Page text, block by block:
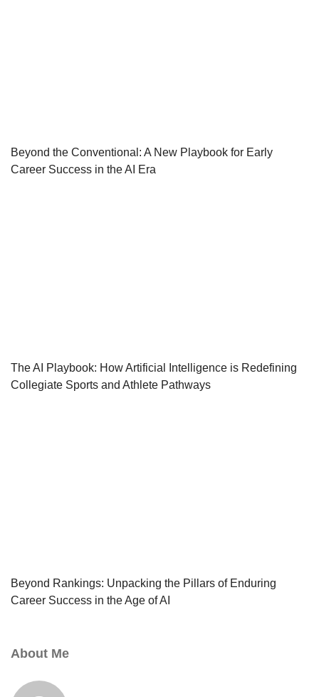
Beyond the Conventional: A New Playbook for Early
Career Success in the AI Era
The AI Playbook: How Artificial Intelligence is Redefining
Collegiate Sports and Athlete Pathways
Beyond Rankings: Unpacking the Pillars of Enduring
Career Success in the Age of AI
About Me